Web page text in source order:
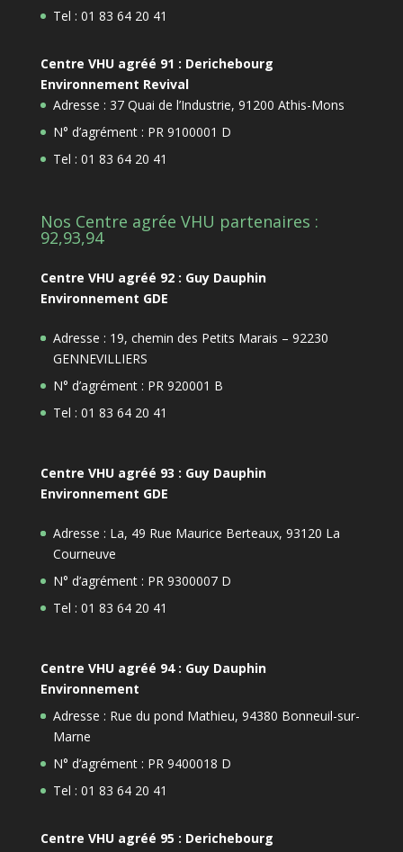
Tel : 01 83 64 20 41
Centre VHU agréé 91 : Derichebourg
Environnement Revival
Adresse : 37 Quai de l’Industrie, 91200 Athis-Mons
N° d’agrément : PR 9100001 D
Tel : 01 83 64 20 41
Nos Centre agrée VHU partenaires :
92,93,94
Centre VHU agréé 92 : Guy Dauphin
Environnement GDE
Adresse : 19, chemin des Petits Marais – 92230
GENNEVILLIERS
N° d’agrément : PR 920001 B
Tel : 01 83 64 20 41
Centre VHU agréé 93 : Guy Dauphin
Environnement GDE
Adresse : La, 49 Rue Maurice Berteaux, 93120 La
Courneuve
N° d’agrément : PR 9300007 D
Tel : 01 83 64 20 41
Centre VHU agréé 94 : Guy Dauphin
Environnement
Adresse : Rue du pond Mathieu, 94380 Bonneuil-sur-
Marne
N° d’agrément : PR 9400018 D
Tel : 01 83 64 20 41
Centre VHU agréé 95 : Derichebourg